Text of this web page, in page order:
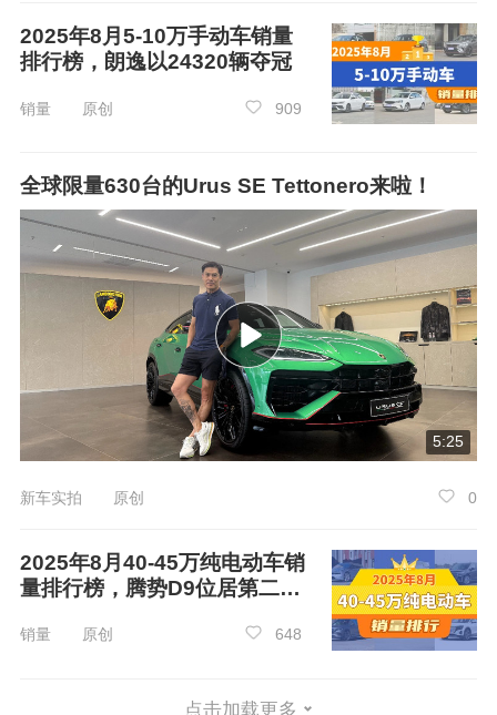
2025年8月5-10万手动车销量
排行榜，朗逸以24320辆夺冠
销量 原创 909
全球限量630台的Urus SE Tettonero来啦！
5:25
新车实拍 原创 0
2025年8月40-45万纯电动车销
量排行榜，腾势D9位居第二，
销量 原创 648
点击加载更多